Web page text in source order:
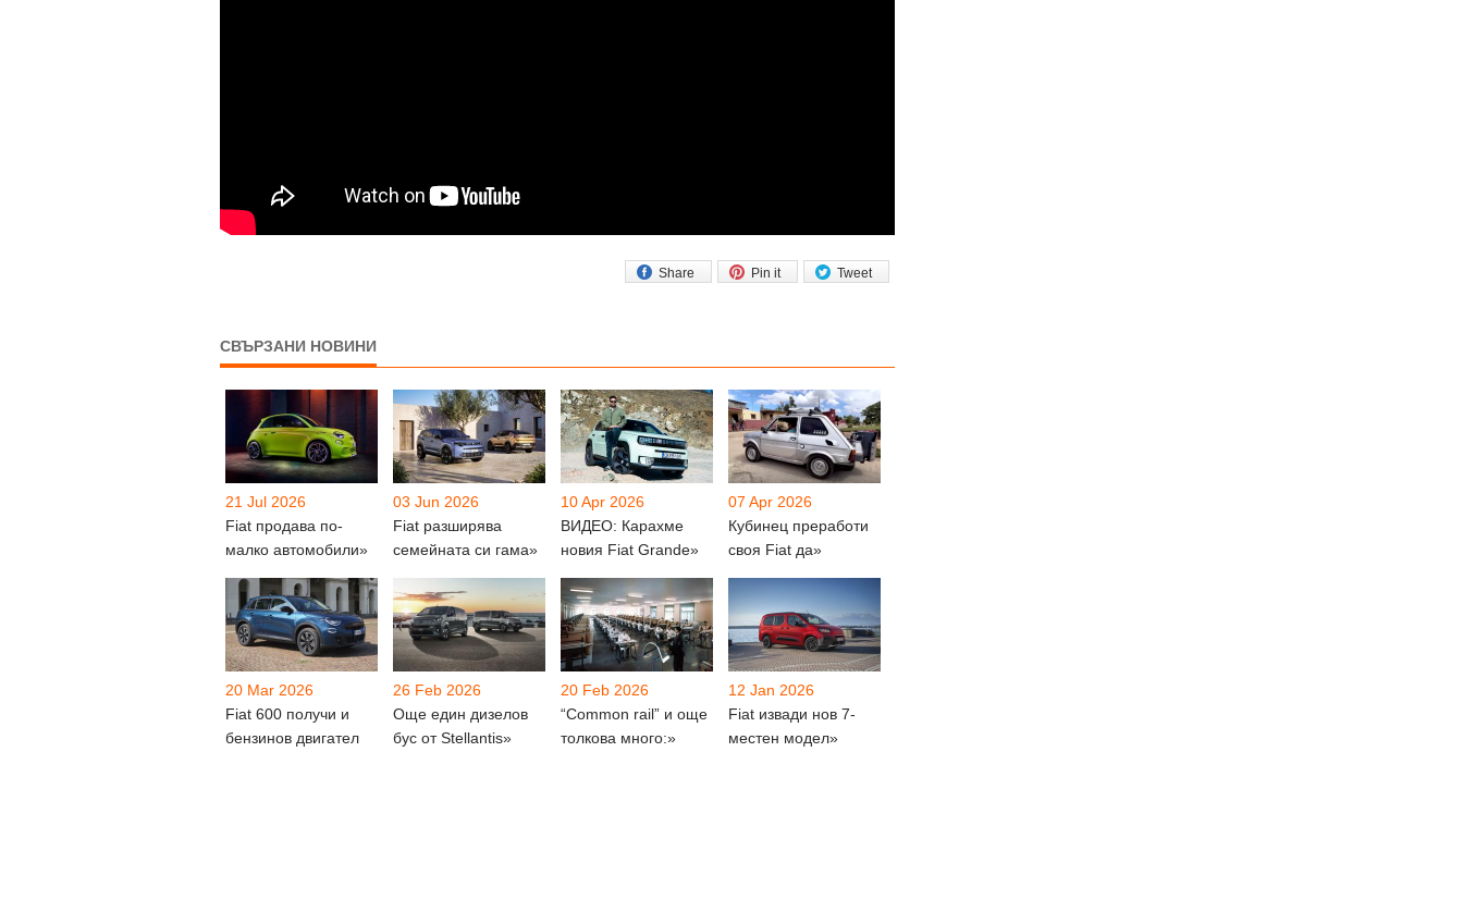
Tweet
Pin it
Share
СВЪРЗАНИ НОВИНИ
21 Jul 2026
Fiat продава по-
малко автомобили»
03 Jun 2026
Fiat разширява
семейната си гама»
10 Apr 2026
ВИДЕО: Карахме
новия Fiat Grande»
07 Apr 2026
Кубинец преработи
своя Fiat да»
20 Mar 2026
Fiat 600 получи и
бензинов двигател
26 Feb 2026
Още един дизелов
бус от Stellantis»
20 Feb 2026
“Common rail” и още
толкова много:»
12 Jan 2026
Fiat извади нов 7-
местен модел»